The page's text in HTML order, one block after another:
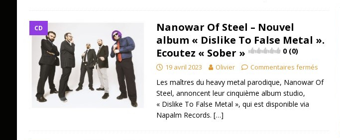
CD
Nanowar Of Steel – Nouvel
album « Dislike To False Metal ».
Ecoutez « Sober »
0 (0)
19 avril 2023 Olivier Commentaires fermés
Les maîtres du heavy metal parodique, Nanowar Of
Steel, annoncent leur cinquième album studio,
« Dislike To False Metal », qui est disponible via
Napalm Records. […]